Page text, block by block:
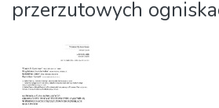
przerzutowych